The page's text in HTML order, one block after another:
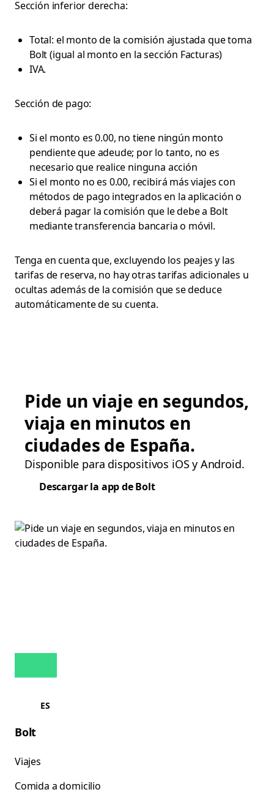
Sección inferior derecha:
Total: el monto de la comisión ajustada que toma
Bolt (igual al monto en la sección Facturas)
IVA.
Sección de pago:
Si el monto es 0.00, no tiene ningún monto
pendiente que adeude; por lo tanto, no es
necesario que realice ninguna acción
Si el monto no es 0.00, recibirá más viajes con
métodos de pago integrados en la aplicación o
deberá pagar la comisión que le debe a Bolt
mediante transferencia bancaria o móvil.
Tenga en cuenta que, excluyendo los peajes y las
tarifas de reserva, no hay otras tarifas adicionales u
ocultas además de la comisión que se deduce
automáticamente de su cuenta.
Pide un viaje en segundos,
viaja en minutos en
ciudades de España.
Disponible para dispositivos iOS y Android.
Descargar la app de Bolt
ES
Bolt
Viajes
Comida a domicilio